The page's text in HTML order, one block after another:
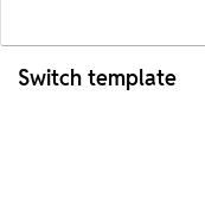
Switch template